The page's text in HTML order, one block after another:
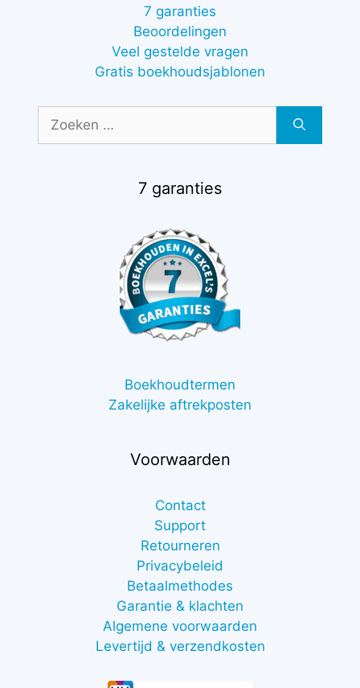
7 garanties
Beoordelingen
Veel gestelde vragen
Gratis boekhoudsjablonen
naar:
7 garanties
Boekhoudtermen
Zakelijke aftrekposten
Voorwaarden
Contact
Support
Retourneren
Privacybeleid
Betaalmethodes
Garantie & klachten
Algemene voorwaarden
Levertijd & verzendkosten